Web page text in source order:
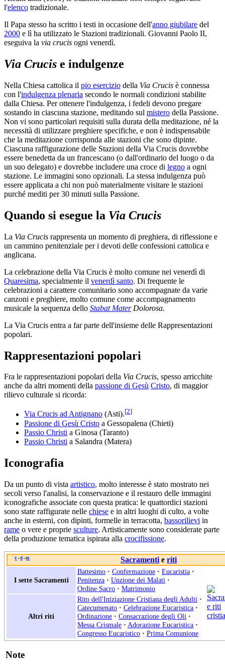
l'elenco tradizionale.
Il Papa stesso ha scritto i testi in occasione dell'anno giubilare del
2000 e lì ha utilizzato le Stazioni tradizionali. Giovanni Paolo II,
eseguiva la via crucis ogni venerdì.
Via Crucis e indulgenze
Nella Chiesa cattolica il pio esercizio della Via Crucis è connessa
con l'indulgenza plenaria secondo le normali condizioni stabilite
dalla Chiesa. Per ottenere l'indulgenza, i fedeli devono pregare
sostando in ciascuna stazione, meditando sul mistero della Passione.
Non vi sono particolari requisiti sulla durata della meditazione, né la
necessità di utilizzare preghiere specifiche, e non è indispensabile
che la meditazione corrisponda alle stazioni che sono dipinte.
Ciascuna raffigurazione delle Stazioni della Via Crucis dovrebbe
essere benedetta da un francescano (o dall'ordinario del luogo o da
un suo delegato) e dovrebbe includere una croce di legno a ogni
stazione. Le immagini sono opzionali. La stessa indulgenza può
essere applicata a chi non può materialmente visitare le stazioni
purché mediti per 30 minuti sulla Passione.
Quando si esegue la Via Crucis
La Via Crucis rappresenta un momento di preghiera, di riflessione e
un cammino penitenziale per i devoti delle confessioni cattolica e
anglicana.
La celebrazione della Via Crucis è molto comune nei venerdì di
Quaresima, specialmente il venerdì santo. Di frequente le
celebrazioni a carattere comunitario sono accompagnate da varie
canzoni e preghiere, molto comune come accompagnamento
musicale la sequenza dello Stabat MaterDolorosa.
La Via Crucis entra a far parte dell'insieme delle Rappresentazioni
popolari.
Rappresentazioni popolari
Fra le rappresentazioni popolari della Via Crucis, spesso arricchite
anche da altri momenti della passione di Gesù Cristo, di maggior
rilievo culturale si ricorda:
Via Crucis ad Antignano (Asti).[2]
Passione di Gesù Cristo a Gessopalena (Chieti)
Passio Christi a Ginosa (Taranto)
Passio Christi a Salandra (Matera)
Iconografia
Da un punto di vista artistico, molto interesse è stato mostrato nei
secoli verso l'analisi, la conservazione e il restauro delle immagini
iconografiche associate con questa pratica: le quattordici stazioni
sono state raffigurate nelle chiese e in altri luoghi di culto, a volte
anche in esterni, con dipinti, formelle in terracotta, bassorilievi in
rame o vere e proprie sculture. Artisticamente sono considerate parte
della produzione tematica ispirata alla crocifissione.
v • d • m Sacramenti eriti
I sette Sacramenti
Battesimo · Confermazione · Eucaristia ·
Penitenza · Unzione dei Malati ·
Ordine Sacro · Matrimonio
Altri riti
Rito dell'Iniziazione Cristiana degli Adulti ·
Catecumenato · Celebrazione Eucaristica ·
Ordinazione · Consacrazione degli Oli ·
Messa Crismale · Adorazione Eucaristica ·
Congresso Eucaristico · Prima Comunione
Note